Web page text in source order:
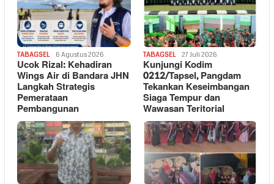
TABAGSEL 6 Agustus 2026
Ucok Rizal: Kehadiran
Wings Air di Bandara JHN
Langkah Strategis
Pemerataan
Pembangunan
TABAGSEL 27 Juli 2026
Kunjungi Kodim
0212/Tapsel, Pangdam
Tekankan Keseimbangan
Siaga Tempur dan
Wawasan Teritorial